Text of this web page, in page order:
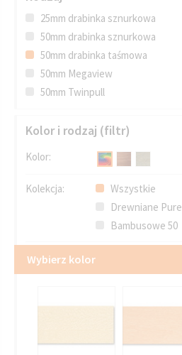
25mm drabinka sznurkowa
50mm drabinka sznurkowa
50mm drabinka taśmowa
50mm Megaview
50mm Twinpull
Kolor i rodzaj (filtr)
Kolor:
Kolekcja: Wszystkie
Drewniane Pure
Bambusowe 50
Wybierz kolor